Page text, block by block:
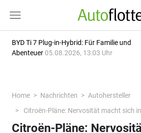
BYD Ti 7 Plug-in-Hybrid: Für Familie und
Abenteuer 05.08.2026, 13:03 Uhr
Home Nachrichten
Autohersteller
Citroën-Pläne: Nervosität macht sich
Citroën-Pläne: